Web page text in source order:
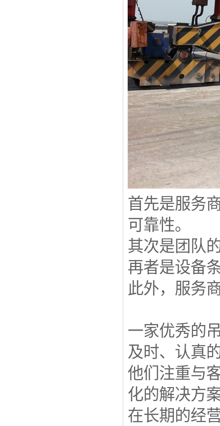
首先是服务
可靠性。
其次是团队
再者是设备
此外，服务
一家优秀的
及时、认真
他们注重与
化的解决方
在长期的经